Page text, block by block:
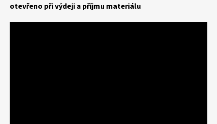
otevřeno při výdeji a příjmu materiálu